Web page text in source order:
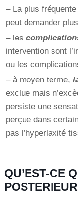
– La plus
peut demander
– les
intervention sont
ou les
– à moyen terme,
exclue mais
persiste une
perçue dans
pas l’hyperlaxité
QU’EST-CE